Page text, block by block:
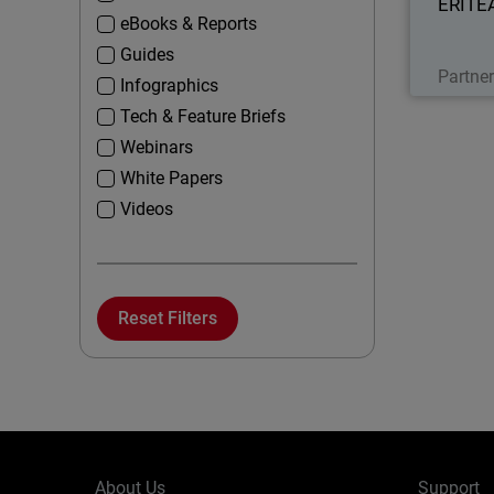
eBooks & Reports
Guides
Infographics
Tech & Feature Briefs
Webinars
White Papers
Videos
Reset Filters
About Us Support